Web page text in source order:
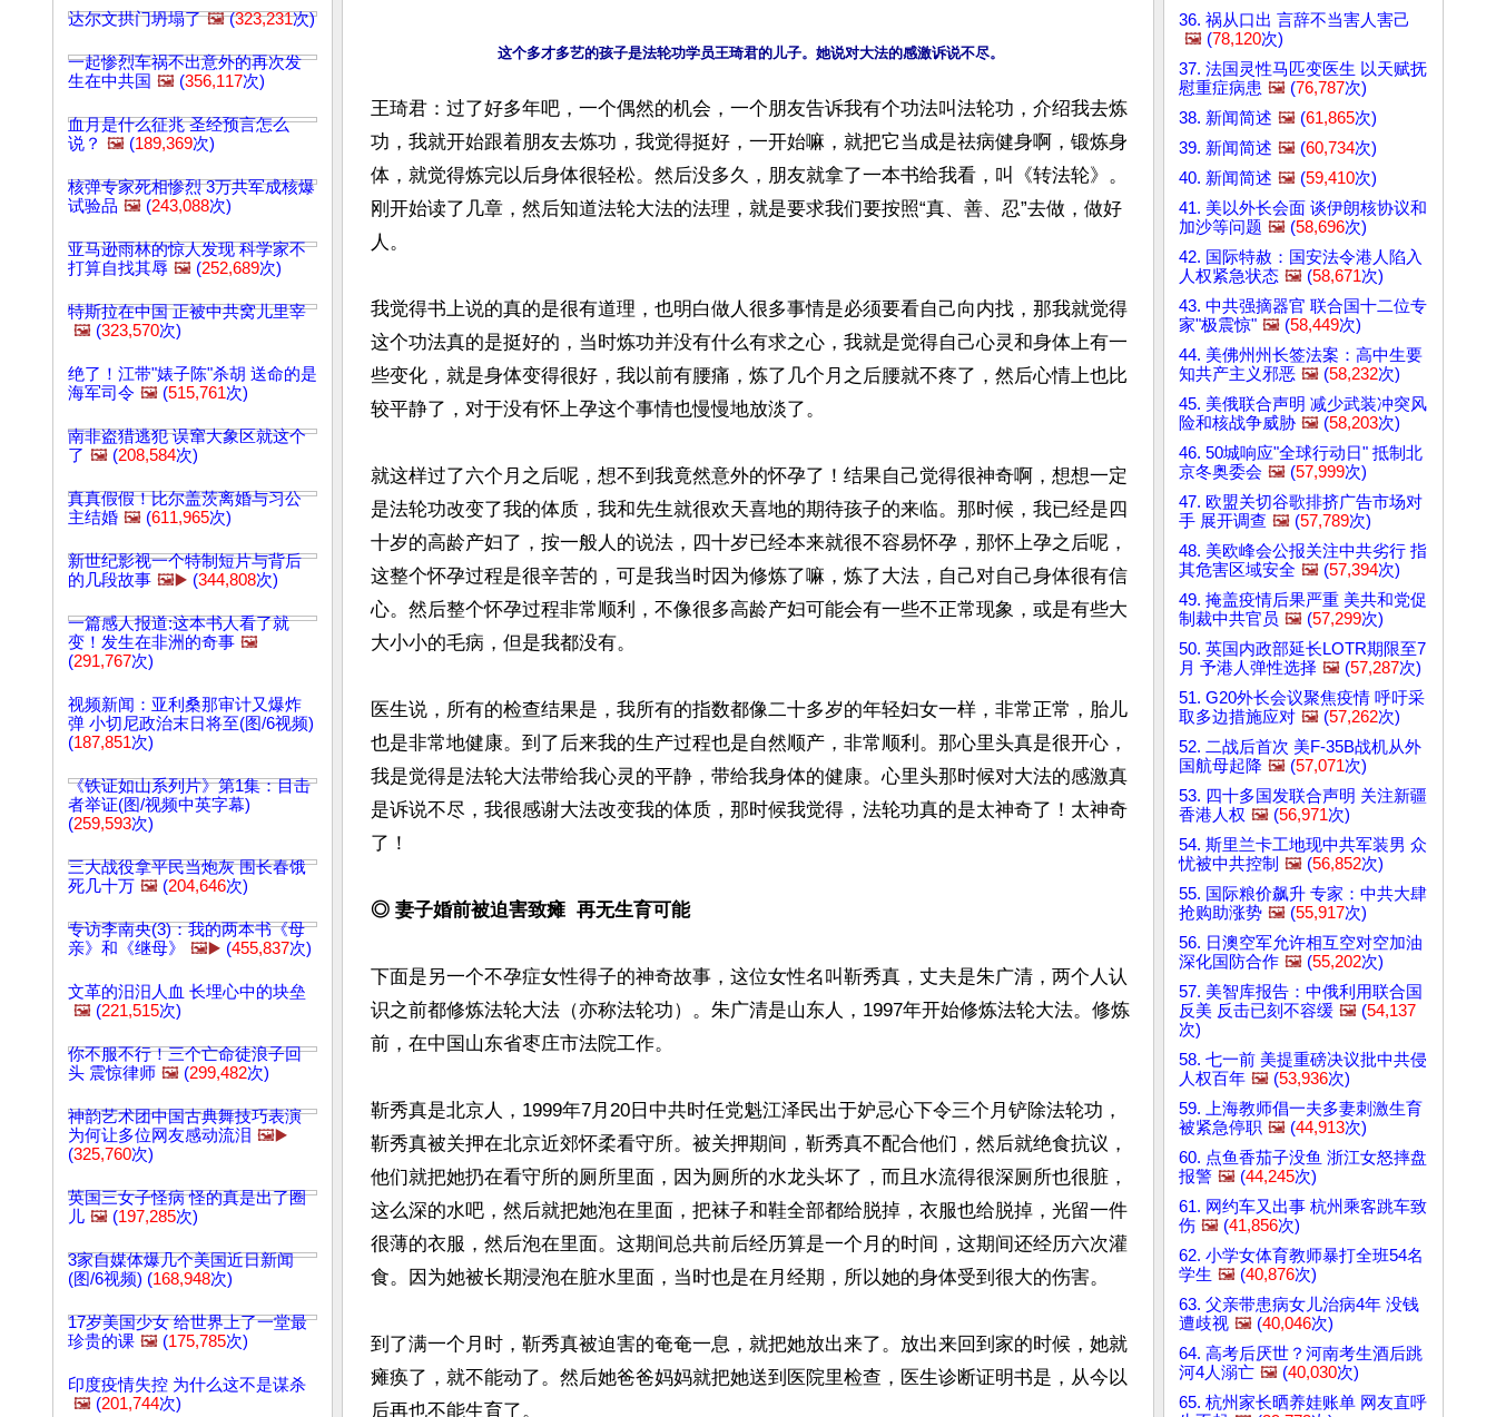
达尔文拱门坍塌了 🖼️(323,231次)
一起惨烈车祸不出意外的再次发
生在中共国 🖼️ (356,117次)
血月是什么征兆 圣经预言怎么
说？ 🖼️ (189,369次)
核弹专家死相惨烈 3万共军成核爆
试验品 🖼️ (243,088次)
亚马逊雨林的惊人发现 科学家不
打算自找其辱 🖼️ (252,689次)
特斯拉在中国 正被中共窝儿里宰
🖼️ (323,570次)
绝了！江带"婊子陈"杀胡 送命的是
海军司令 🖼️ (515,761次)
南非盗猎逃犯 误窜大象区就这个
了 🖼️ (208,584次)
真真假假！比尔盖茨离婚与习公
主结婚 🖼️ (611,965次)
新世纪影视一个特制短片与背后
的几段故事 🖼️▶️ (344,808次)
一篇感人报道:这本书人看了就
变！发生在非洲的奇事 🖼️
(291,767次)
视频新闻：亚利桑那审计又爆炸
弹 小切尼政治末日将至(图/6视频)
(187,851次)
《铁证如山系列片》第1集：目击
者举证(图/视频中英字幕)
(259,593次)
三大战役拿平民当炮灰 围长春饿
死几十万 🖼️ (204,646次)
专访李南央(3)：我的两本书《母
亲》和《继母》
🖼️▶️ (455,837次)
文革的汨汨人血 长埋心中的块垒
🖼️ (221,515次)
你不服不行！三个亡命徒浪子回
头 震惊律师 🖼️ (299,482次)
神韵艺术团中国古典舞技巧表演
为何让多位网友感动流泪 🖼️▶️
(325,760次)
英国三女子怪病 怪的真是出了圈
儿 🖼️ (197,285次)
3家自媒体爆几个美国近日新闻
(图/6视频) (168,948次)
17岁美国少女 给世界上了一堂最
珍贵的课 🖼️ (175,785次)
印度疫情失控 为什么这不是谋杀
🖼️ (201,744次)
这个多才多艺的孩子是法轮功学员王琦君的儿子。她说对大法的感激诉说不尽。
王琦君：过了好多年吧，一个偶然的机会，一个朋友告诉我有个功法叫法轮功，介绍我去炼
功，我就开始跟着朋友去炼功，我觉得挺好，一开始嘛，就把它当成是祛病健身啊，锻炼身
体，就觉得炼完以后身体很轻松。然后没多久，朋友就拿了一本书给我看，叫《转法轮》。
刚开始读了几章，然后知道法轮大法的法理，就是要求我们要按照“真、善、忍”去做，做好
人。
我觉得书上说的真的是很有道理，也明白做人很多事情是必须要看自己向内找，那我就觉得
这个功法真的是挺好的，当时炼功并没有什么有求之心，我就是觉得自己心灵和身体上有一
些变化，就是身体变得很好，我以前有腰痛，炼了几个月之后腰就不疼了，然后心情上也比
较平静了，对于没有怀上孕这个事情也慢慢地放淡了。
就这样过了六个月之后呢，想不到我竟然意外的怀孕了！结果自己觉得很神奇啊，想想一定
是法轮功改变了我的体质，我和先生就很欢天喜地的期待孩子的来临。那时候，我已经是四
十岁的高龄产妇了，按一般人的说法，四十岁已经本来就很不容易怀孕，那怀上孕之后呢，
这整个怀孕过程是很辛苦的，可是我当时因为修炼了嘛，炼了大法，自己对自己身体很有信
心。然后整个怀孕过程非常顺利，不像很多高龄产妇可能会有一些不正常现象，或是有些大
大小小的毛病，但是我都没有。
医生说，所有的检查结果是，我所有的指数都像二十多岁的年轻妇女一样，非常正常，胎儿
也是非常地健康。到了后来我的生产过程也是自然顺产，非常顺利。那心里头真是很开心，
我是觉得是法轮大法带给我心灵的平静，带给我身体的健康。心里头那时候对大法的感激真
是诉说不尽，我很感谢大法改变我的体质，那时候我觉得，法轮功真的是太神奇了！太神奇
了！
◎ 妻子婚前被迫害致瘫  再无生育可能
下面是另一个不孕症女性得子的神奇故事，这位女性名叫靳秀真，丈夫是朱广清，两个人认
识之前都修炼法轮大法（亦称法轮功）。朱广清是山东人，1997年开始修炼法轮大法。修炼
前，在中国山东省枣庄市法院工作。
靳秀真是北京人，1999年7月20日中共时任党魁江泽民出于妒忌心下令三个月铲除法轮功，
靳秀真被关押在北京近郊怀柔看守所。被关押期间，靳秀真不配合他们，然后就绝食抗议，
他们就把她扔在看守所的厕所里面，因为厕所的水龙头坏了，而且水流得很深厕所也很脏，
这么深的水吧，然后就把她泡在里面，把袜子和鞋全部都给脱掉，衣服也给脱掉，光留一件
很薄的衣服，然后泡在里面。这期间总共前后经历算是一个月的时间，这期间还经历六次灌
食。因为她被长期浸泡在脏水里面，当时也是在月经期，所以她的身体受到很大的伤害。
到了满一个月时，靳秀真被迫害的奄奄一息，就把她放出来了。放出来回到家的时候，她就
瘫痪了，就不能动了。然后她爸爸妈妈就把她送到医院里检查，医生诊断证明书是，从今以
后再也不能生育了。
36. 祸从口出 言辞不当害人害己
🖼️ (78,120次)
37. 法国灵性马匹变医生 以天赋抚
慰重症病患 🖼️ (76,787次)
38. 新闻简述 🖼️ (61,865次)
39. 新闻简述 🖼️ (60,734次)
40. 新闻简述 🖼️ (59,410次)
41. 美以外长会面 谈伊朗核协议和
加沙等问题 🖼️ (58,696次)
42. 国际特赦：国安法令港人陷入
人权紧急状态 🖼️ (58,671次)
43. 中共强摘器官 联合国十二位专
家"极震惊" 🖼️ (58,449次)
44. 美佛州州长签法案：高中生要
知共产主义邪恶 🖼️ (58,232次)
45. 美俄联合声明 减少武装冲突风
险和核战争威胁 🖼️ (58,203次)
46. 50城响应"全球行动日" 抵制北
京冬奥委会 🖼️ (57,999次)
47. 欧盟关切谷歌排挤广告市场对
手 展开调查 🖼️ (57,789次)
48. 美欧峰会公报关注中共劣行 指
其危害区域安全 🖼️ (57,394次)
49. 掩盖疫情后果严重 美共和党促
制裁中共官员 🖼️ (57,299次)
50. 英国内政部延长LOTR期限至7
月 予港人弹性选择 🖼️ (57,287次)
51. G20外长会议聚焦疫情 呼吁采
取多边措施应对 🖼️ (57,262次)
52. 二战后首次 美F-35B战机从外
国航母起降 🖼️ (57,071次)
53. 四十多国发联合声明 关注新疆
香港人权 🖼️ (56,971次)
54. 斯里兰卡工地现中共军装男 众
忧被中共控制 🖼️ (56,852次)
55. 国际粮价飙升 专家：中共大肆
抢购助涨势 🖼️ (55,917次)
56. 日澳空军允许相互空对空加油
深化国防合作 🖼️ (55,202次)
57. 美智库报告：中俄利用联合国
反美 反击已刻不容缓 🖼️ (54,137
次)
58. 七一前 美提重磅决议批中共侵
人权百年 🖼️ (53,936次)
59. 上海教师倡一夫多妻刺激生育
被紧急停职 🖼️ (44,913次)
60. 点鱼香茄子没鱼 浙江女怒摔盘
报警 🖼️ (44,245次)
61. 网约车又出事 杭州乘客跳车致
伤 🖼️ (41,856次)
62. 小学女体育教师暴打全班54名
学生 🖼️ (40,876次)
63. 父亲带患病女儿治病4年 没钱
遭歧视 🖼️ (40,046次)
64. 高考后厌世？河南考生酒后跳
河4人溺亡 🖼️ (40,030次)
65. 杭州家长晒养娃账单 网友直呼